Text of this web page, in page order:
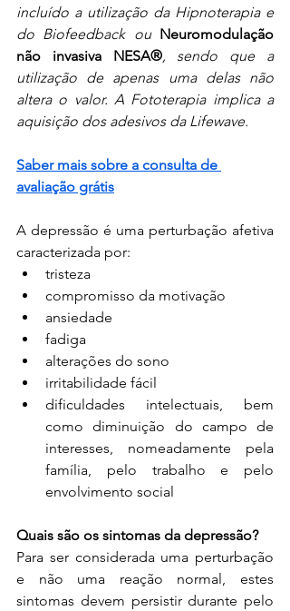
incluído a utilização da Hipnoterapia e
do Biofeedback ou Neuromodulação
não invasiva NESA®, sendo que a
utilização de apenas uma delas não
altera o valor. A Fototerapia implica a
aquisição dos adesivos da Lifewave.
Saber mais sobre a consulta de
avaliação grátis
A depressão é uma perturbação afetiva
caracterizada por:
tristeza
compromisso da motivação
ansiedade
fadiga
alterações do sono
irritabilidade fácil
dificuldades intelectuais, bem
como diminuição do campo de
interesses, nomeadamente pela
família, pelo trabalho e pelo
envolvimento social
Quais são os sintomas da depressão?
Para ser considerada uma perturbação
e não uma reação normal, estes
sintomas devem persistir durante pelo